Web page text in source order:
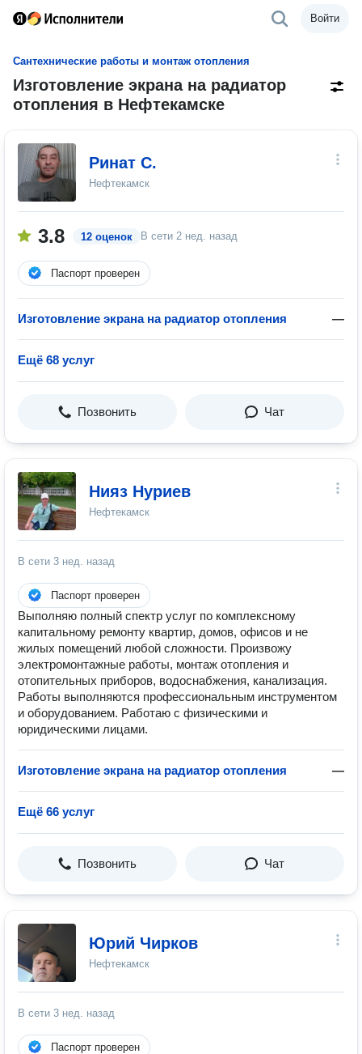
Войти
Сантехнические работы и монтаж отопления
Изготовление экрана на радиатор
отопления в Нефтекамске
Ринат С.
Нефтекамск
3.8 12 оценок В сети 2 нед. назад
Паспорт проверен
Изготовление экрана на радиатор отопления —
Ещё 68 услуг
Позвонить Чат
Нияз Нуриев
Нефтекамск
В сети 3 нед. назад
Паспорт проверен
Выполняю полный спектр услуг по комплексному
капитальному ремонту квартир, домов, офисов и не
жилых помещений любой сложности. Произвожу
электромонтажные работы, монтаж отопления и
отопительных приборов, водоснабжения, канализация.
Работы выполняются профессиональным инструментом
и оборудованием. Работаю с физическими и
юридическими лицами.
Изготовление экрана на радиатор отопления —
Ещё 66 услуг
Позвонить Чат
Юрий Чирков
Нефтекамск
В сети 3 нед. назад
Паспорт проверен